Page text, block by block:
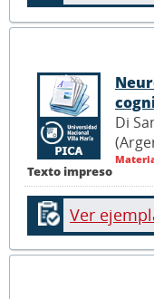
Texto impreso
Di
Ver